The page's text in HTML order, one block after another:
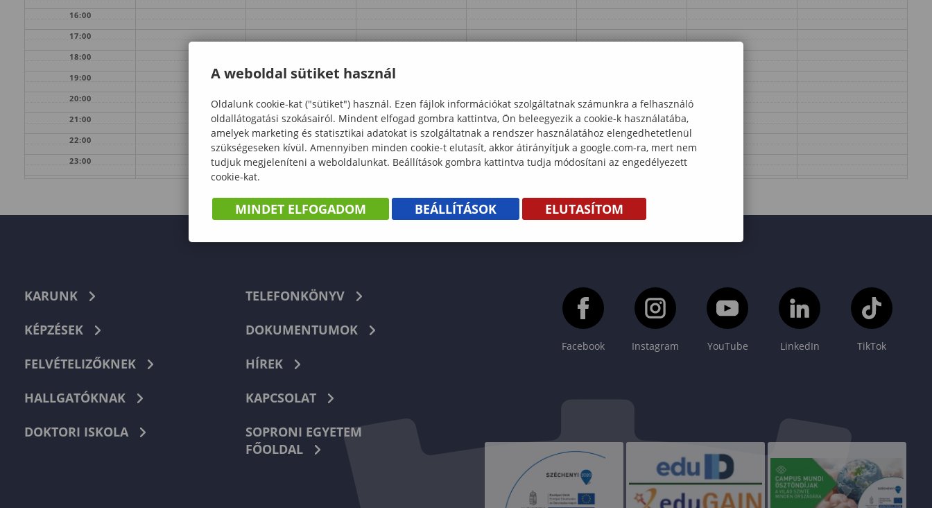
16:00
17:00
18:00
19:00
20:00
21:00
22:00
23:00
KARUNK
KÉPZÉSEK
FELVÉTELIZŐKNEK
HALLGATÓKNAK
DOKTORI ISKOLA
TELEFONKÖNYV
DOKUMENTUMOK
HÍREK
KAPCSOLAT
SOPRONI EGYETEM
FŐOLDAL
Facebook Instagram YouTube LinkedIn TikTok
A weboldal sütiket használ
Oldalunk cookie-kat ("sütiket") használ. Ezen fájlok információkat szolgáltatnak számunkra a felhasználó
oldallátogatási szokásairól. Mindent elfogad gombra kattintva, Ön beleegyezik a cookie-k használatába,
amelyek marketing és statisztikai adatokat is szolgáltatnak a rendszer használatához elengedhetetlenül
szükségeseken kívül. Amennyiben minden cookie-t elutasít, akkor átirányítjuk a google.com-ra, mert nem
tudjuk megjeleníteni a weboldalunkat. Beállítások gombra kattintva tudja módosítani az engedélyezett
cookie-kat.
MINDET ELFOGADOM BEÁLLÍTÁSOK ELUTASÍTOM